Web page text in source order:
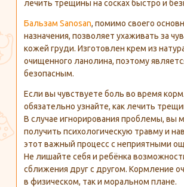
лечить трещины на сосках быстро и
Бальзам Sanosan, помимо своего
назначения, позволяет ухаживать за
кожей груди. Изготовлен крем из
очищенного ланолина, поэтому
безопасным.
Если вы чувствуете боль во время
обязательно узнайте, как лечить
В случае игнорирования проблемы, вы
получить психологическую травму и
этот важный процесс с неприятными
Не лишайте себя и ребёнка
сближения друг с другом. Кормление
в физическом, так и моральном плане.